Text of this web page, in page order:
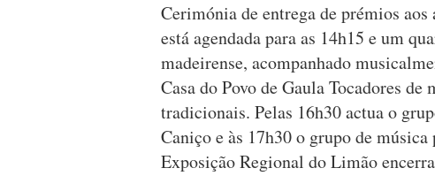
Cerimónia de entrega de prémios
está agendada para as 14h15 e um
madeirense, acompanhado
Casa do Povo de Gaula Tocadores
tradicionais. Pelas 16h30 actua o
Caniço e às 17h30 o grupo de
Exposição Regional do Limão